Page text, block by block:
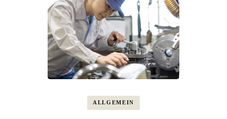
ALLGEMEIN